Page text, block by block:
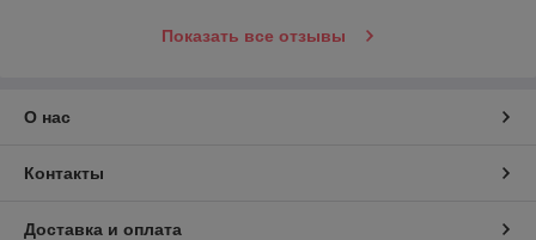
Показать все отзывы
О нас
Контакты
Доставка и оплата